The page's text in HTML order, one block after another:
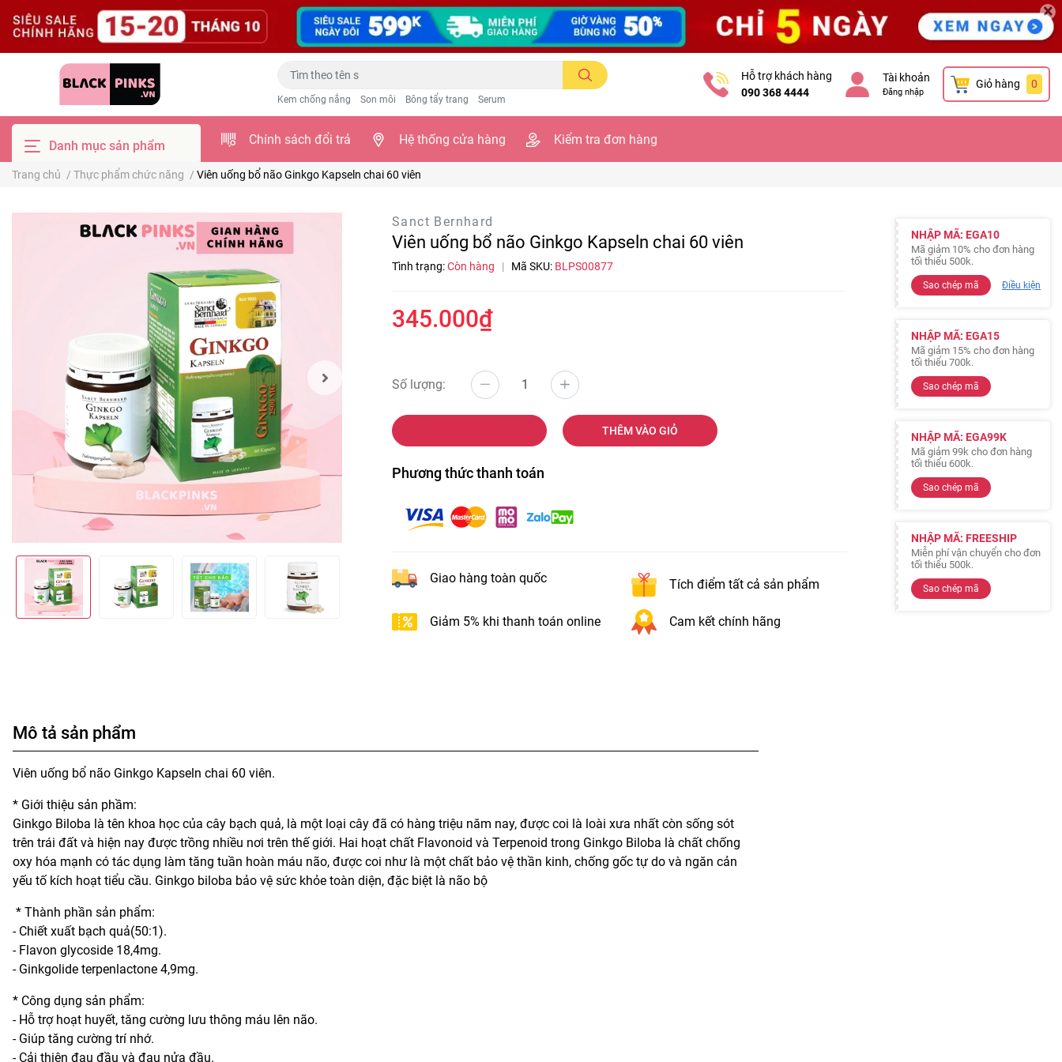
×
Kem chống nắng Son môi Bông tẩy trang Serum
Hỗ trợ khách hàng
090 368 4444
Tài khoản
Đăng nhập
Giỏ hàng 0
Danh mục sản phẩm Chính sách đổi trả Hệ thống cửa hàng Kiểm tra đơn hàng
Trang chủ / Thực phẩm chức năng / Viên uống bổ não Ginkgo Kapseln chai 60 viên
Sanct Bernhard
Viên uống bổ não Ginkgo Kapseln chai 60 viên
Tình trạng:Còn hàng | Mã SKU: BLPS00877
345.000₫
Số lượng:
THÊM VÀO GIỎ
Phương thức thanh toán
Giao hàng toàn quốc Tích điểm tất cả sản phẩm
Giảm 5% khi thanh toán online Cam kết chính hãng
NHẬP MÃ: EGA10
Mã giảm 10% cho đơn hàng
tối thiểu 500k.
Sao chép mã Điều kiện
NHẬP MÃ: EGA15
Mã giảm 15% cho đơn hàng
tối thiểu 700k.
Sao chép mã
NHẬP MÃ: EGA99K
Mã giảm 99k cho đơn hàng
tối thiểu 600k.
Sao chép mã
NHẬP MÃ: FREESHIP
Miễn phí vận chuyển cho đơn
tối thiểu 500k.
Sao chép mã
Mô tả sản phẩm
Viên uống bổ não Ginkgo Kapseln chai 60 viên.
* Giới thiệu sản phầm:
Ginkgo Biloba là tên khoa học của cây bạch quả, là một loại cây đã có hàng triệu năm nay, được coi là loài xưa nhất còn sống sót
trên trái đất và hiện nay được trồng nhiều nơi trên thế giới. Hai hoạt chất Flavonoid và Terpenoid trong Ginkgo Biloba là chất chống
oxy hóa mạnh có tác dụng làm tăng tuần hoàn máu não, được coi như là một chất bảo vệ thần kinh, chống gốc tự do và ngăn cản
yếu tố kích hoạt tiểu cầu. Ginkgo biloba bảo vệ sức khỏe toàn diện, đặc biệt là não bộ
* Thành phần sản phẩm:
- Chiết xuất bạch quả(50:1).
- Flavon glycoside 18,4mg.
- Ginkgolide terpenlactone 4,9mg.
* Công dụng sản phẩm:
- Hỗ trợ hoạt huyết, tăng cường lưu thông máu lên não.
- Giúp tăng cường trí nhớ.
- Cải thiện đau đầu và đau nửa đầu.